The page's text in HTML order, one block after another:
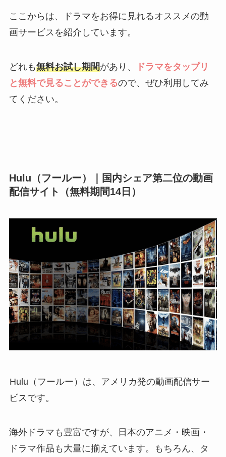
ここからは、ドラマをお得に見れるオススメの動
画サービスを紹介しています。
どれも無料お試し期間があり、
ドラマをタップリ
と無料で見ることができるので、ぜひ利用してみ
てください。
Hulu（フールー）｜国内シェア第二位の動画
配信サイト（無料期間14日）
Hulu（フールー）は、アメリカ発の動画配信サー
ビスです。
海外ドラマも豊富ですが、日本のアニメ・映画・
ドラマ作品も大量に揃えています。もちろん、タ